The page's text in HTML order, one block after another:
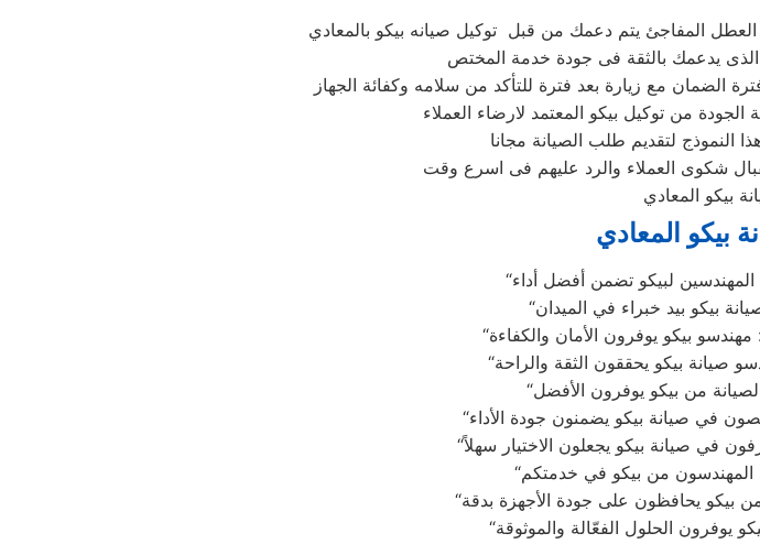
العطل المفاجئ يتم دعمك من قبل توكيل صيانه بيكو بالمعادي
من توكيل بيكو المعتمد لارضاء العملاء
النموذج لتقديم طلب الصيانة مجانا
بيكو المعادي
بيكو المعادي